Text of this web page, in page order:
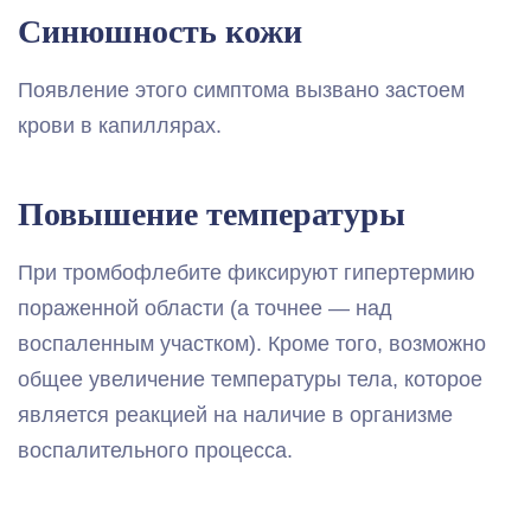
Синюшность кожи
Появление этого симптома вызвано застоем
крови в капиллярах.
Повышение температуры
При тромбофлебите фиксируют гипертермию
пораженной области (а точнее — над
воспаленным участком). Кроме того, возможно
общее увеличение температуры тела, которое
является реакцией на наличие в организме
воспалительного процесса.